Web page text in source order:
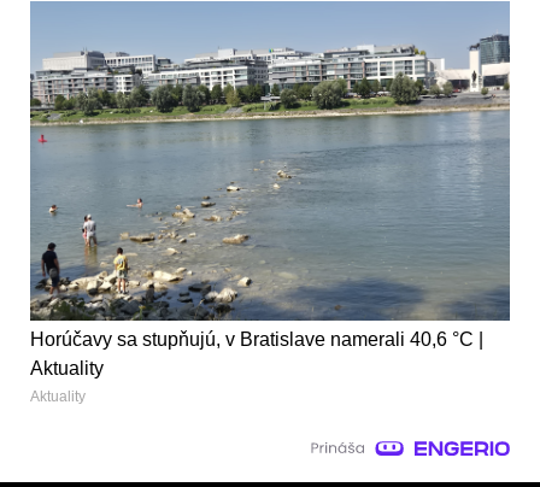
Horúčavy sa stupňujú, v Bratislave namerali 40,6 °C |
Aktuality
Aktuality